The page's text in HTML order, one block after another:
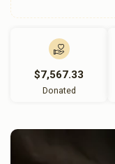
$7,567.33
Donated